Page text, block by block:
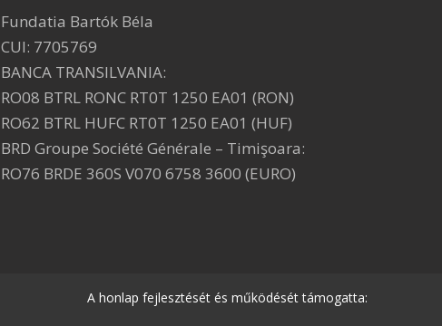
Fundatia Bartók Béla
CUI: 7705769
BANCA TRANSILVANIA:
RO08 BTRL RONC RT0T 1250 EA01 (RON)
RO62 BTRL HUFC RT0T 1250 EA01 (HUF)
BRD Groupe Société Générale – Timişoara:
RO76 BRDE 360S V070 6758 3600 (EURO)
A honlap fejlesztését és működését támogatta: